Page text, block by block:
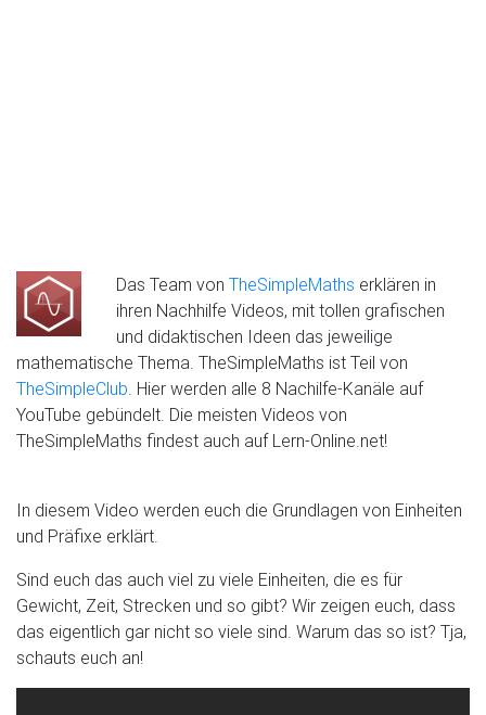
Das Team von TheSimpleMaths erklären in
ihren Nachhilfe Videos, mit tollen grafischen
und didaktischen Ideen das jeweilige
mathematische Thema. TheSimpleMaths ist Teil von
TheSimpleClub. Hier werden alle 8 Nachilfe-Kanäle auf
YouTube gebündelt. Die meisten Videos von
TheSimpleMaths findest auch auf Lern-Online.net!
In diesem Video werden euch die Grundlagen von Einheiten
und Präfixe erklärt.
Sind euch das auch viel zu viele Einheiten, die es für
Gewicht, Zeit, Strecken und so gibt? Wir zeigen euch, dass
das eigentlich gar nicht so viele sind. Warum das so ist? Tja,
schauts euch an!